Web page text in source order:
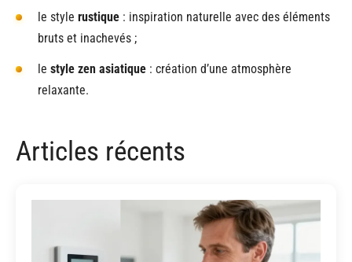
le style rustique : inspiration naturelle avec des éléments
bruts et inachevés ;
le style zen asiatique : création d’une atmosphère
relaxante.
Articles récents